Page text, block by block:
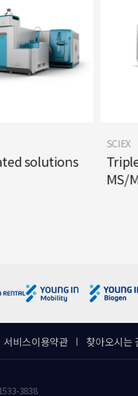
solutions
SCIEX
MS/
서비스이용약관 찾아오시는
3838